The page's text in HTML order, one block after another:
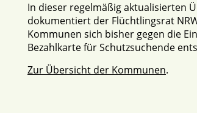
In dieser regelmäßig aktualisierten
dokumentiert der Flüchtlingsrat
Kommunen sich bisher gegen die
Bezahlkarte für Schutzsuchende
Zur Übersicht der Kommunen.